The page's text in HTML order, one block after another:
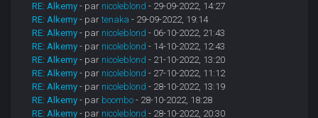
RE: Alkemy - par nicoleblond - 29-09-2022, 14:27
RE: Alkemy - partenaka - 29-09-2022, 19:14
RE: Alkemy - par nicoleblond - 06-10-2022, 21:43
RE: Alkemy - par nicoleblond - 14-10-2022, 12:43
RE: Alkemy - par nicoleblond - 21-10-2022, 13:20
RE: Alkemy - par nicoleblond - 27-10-2022, 11:12
RE: Alkemy - par nicoleblond - 28-10-2022, 13:19
RE: Alkemy - par boombo - 28-10-2022, 18:28
RE: Alkemy - par nicoleblond - 28-10-2022, 20:30